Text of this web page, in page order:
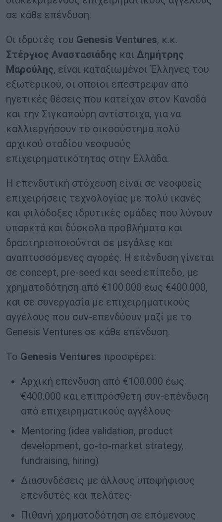
σε κάθε επένδυση.
Οι ιδρυτές του Genesis Ventures, κ.κ.
Στέργιος Αναστασιάδης και Δημήτρης
Μαρούλης, είναι καταξιωμένοι Έλληνες του
εξωτερικού, οι οποίοι επέστρεψαν από
ηγετικές θέσεις που κατείχαν στον Καναδά
και την Σιγκαπούρη αντίστοιχα, για να
καλλιεργήσουν το οικοσύστημα πολύ
αρχικού σταδίου νεοφυούς
επιχειρηματικότητας στην Ελλάδα.
Η επενδυτική στόχευση είναι σε νεοφυείς
επιχειρήσεις τεχνολογίας με πολύ ικανές
και φιλόδοξες ιδρυτικές ομάδες που λύνουν
υπαρκτά και δύσκολα προβλήματα και
δραστηριοποιούνται σε μεγάλες και
αναπτυσσόμενες αγορές. Η επένδυση γίνεται
σε concept, pre-seed και seed επίπεδο, με
χρηματοδότηση από €100.000 έως €400.000,
και σε συνεργασία με επιχειρηματικούς
αγγέλους που συν-επενδύουν μαζί με το
Genesis Ventures σε κάθε επένδυση.
Το Genesis Ventures προσφέρει:
Αρχική επένδυση από €100.000 έως
€400.000 και επιπρόσθετη συν-επένδυση
από επιχειρηματικούς αγγέλους·
Mentoring (idea validation, product
development, go-to-market strategy,
fundraising, hiring)
Διασυνδέσεις με άλλους υποψήφιους
επενδυτές και πελάτες·
Πιθανή χρηματοδότηση σε επόμενους